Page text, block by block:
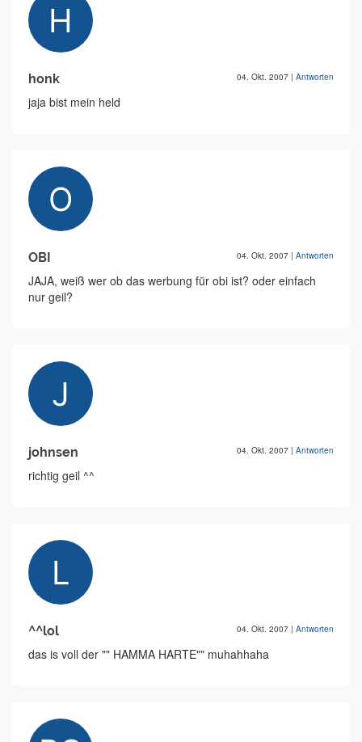
honk 04. Okt. 2007 | Antworten
jaja bist mein held
OBI 04. Okt. 2007 | Antworten
JAJA, weiß wer ob das werbung für obi ist? oder einfach
nur geil?
johnsen 04. Okt. 2007 | Antworten
richtig geil ^^
^^lol 04. Okt. 2007 | Antworten
das is voll der "" HAMMA HARTE"" muhahhaha